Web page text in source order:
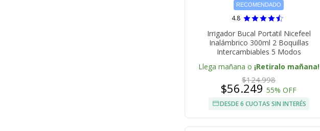
RECOMENDADO
4.8
Irrigador Bucal Portatil Nicefeel
Inalámbrico 300ml 2 Boquillas
Intercambiables 5 Modos
Llega mañana o ¡Retiralo mañana!
$124.998
$56.249 55% OFF
DESDE 6 CUOTAS SIN INTERÉS